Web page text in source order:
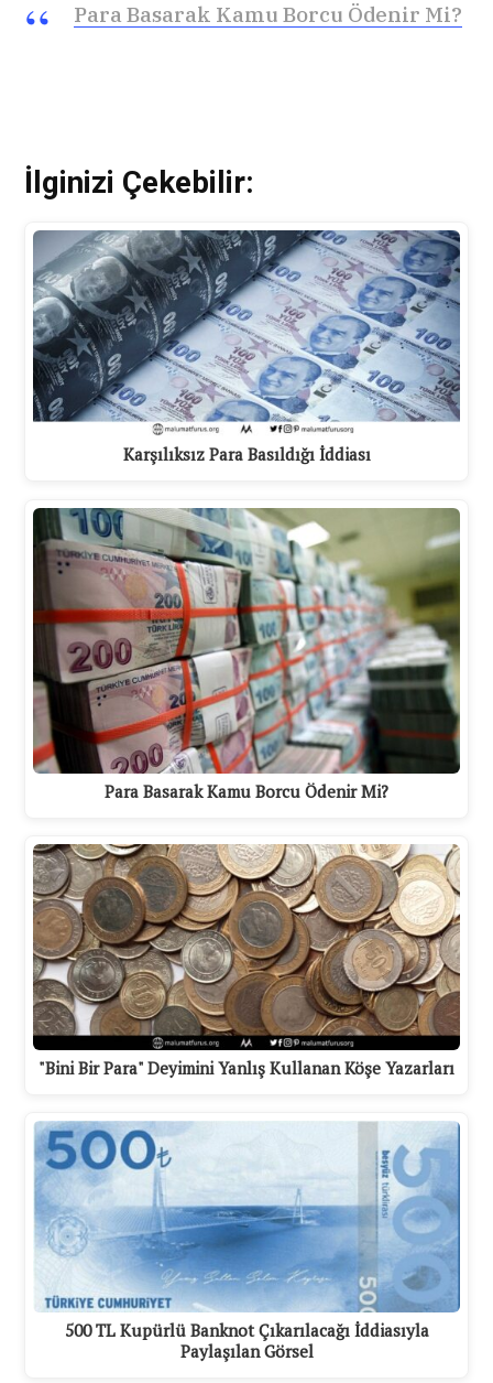
Para Basarak Kamu Borcu Ödenir Mi?
İlginizi Çekebilir:
Karşılıksız Para Basıldığı İddiası
Para Basarak Kamu Borcu Ödenir Mi?
"Bini Bir Para" Deyimini Yanlış Kullanan Köşe Yazarları
500 TL Kupürlü Banknot Çıkarılacağı İddiasıyla
Paylaşılan Görsel